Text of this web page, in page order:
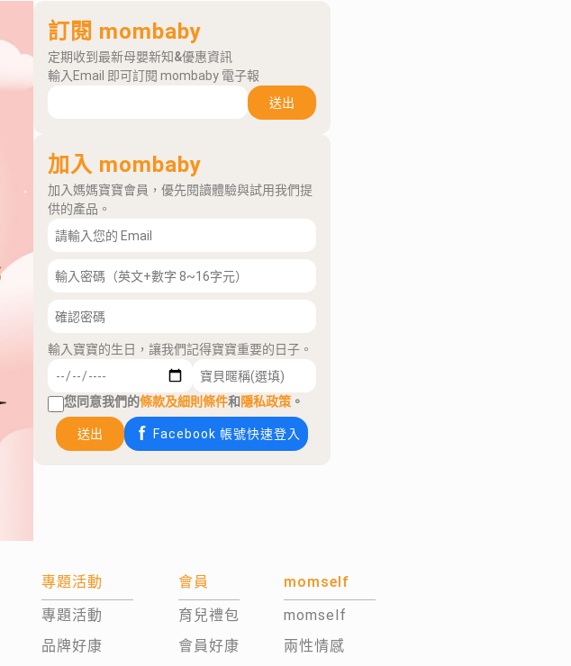
訂閱 mombaby
定期收到最新母嬰新知&優惠資訊
輸入Email 即可訂閱 mombaby 電子報
送出
加入 mombaby
加入媽媽寶寶會員，優先閱讀體驗與試用我們提
供的產品。
輸入寶寶的生日，讓我們記得寶寶重要的日子。
您同意我們的條款及細則條件和隱私政策 。
送出 Facebook 帳號快速登入
專題活動
專題活動
品牌好康
會員
育兒禮包
會員好康
momself
momself
兩性情感